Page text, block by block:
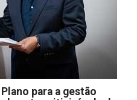
para a gestão